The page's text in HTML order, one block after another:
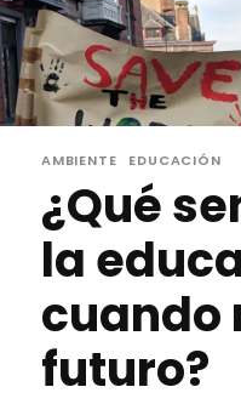
AMBIENTE EDUCACIÓN
¿Qué
la
cuando
futuro?